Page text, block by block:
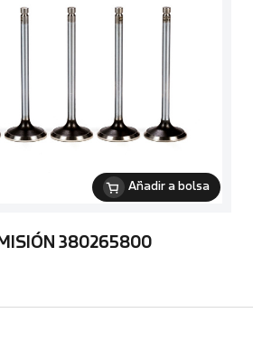
Añadir a bolsa
380265800